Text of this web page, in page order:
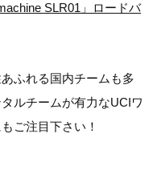
SLR01」ロードバ
ふれる国内チームも多
ルチームが有力なUCIワ
ご注目下さい！